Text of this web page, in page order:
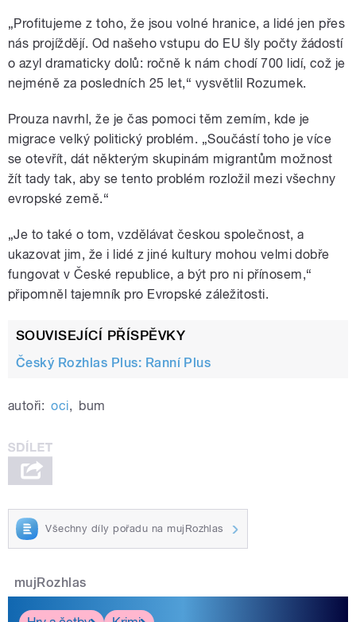
„Profitujeme z toho, že jsou volné hranice, a lidé jen přes
nás projíždějí. Od našeho vstupu do EU šly počty žádostí
o azyl dramaticky dolů: ročně k nám chodí 700 lidí, což je
nejméně za posledních 25 let,“ vysvětlil Rozumek.
Prouza navrhl, že je čas pomoci těm zemím, kde je
migrace velký politický problém. „Součástí toho je více
se otevřít, dát některým skupinám migrantům možnost
žít tady tak, aby se tento problém rozložil mezi všechny
evropské země.“
„Je to také o tom, vzdělávat českou společnost, a
ukazovat jim, že i lidé z jiné kultury mohou velmi dobře
fungovat v České republice, a být pro ni přínosem,“
připomněl tajemník pro Evropské záležitosti.
SOUVISEJÍCÍ PŘÍSPĚVKY
Český Rozhlas Plus: Ranní Plus
autoři: oci, bum
Všechny díly pořadu na mujRozhlas
mujRozhlas